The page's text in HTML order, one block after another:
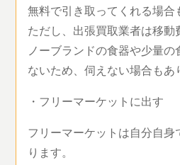
無料で引き取ってくれる場合
ただし、出張買取業者は移動
ノーブランドの食器や少量
ないため、伺えない場合もあ
・フリーマーケットに出す
フリーマーケットは自分自
ります。